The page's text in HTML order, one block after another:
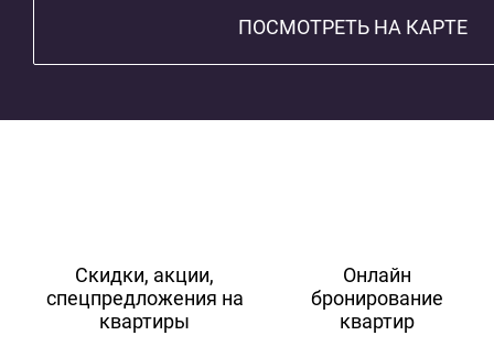
ПОСМОТРЕТЬ НА КАРТЕ
Скидки, акции,
спецпредложения на
квартиры
Онлайн
бронирование
квартир